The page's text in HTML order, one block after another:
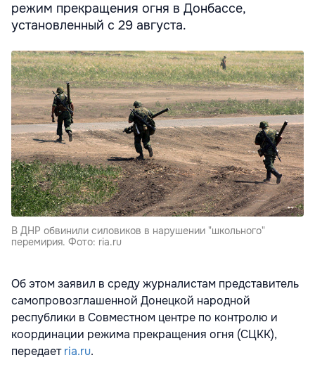
режим прекращения огня в Донбассе,
установленный с 29 августа.
В ДНР обвинили силовиков в нарушении "школьного"
перемирия. Фото: ria.ru
Об этом заявил в среду журналистам представитель
самопровозглашенной Донецкой народной
республики в Совместном центре по контролю и
координации режима прекращения огня (СЦКК),
передаетria.ru.